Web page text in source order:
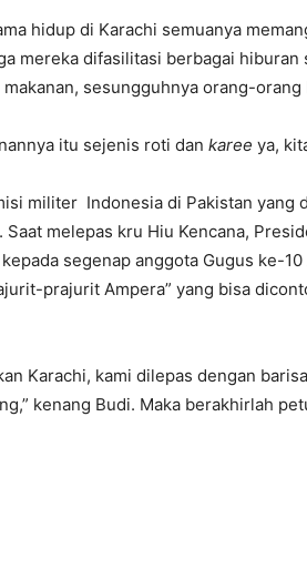
hidup di Karachi semuanya
mereka difasilitasi berbagai
sesungguhnya orang-
itu sejenis roti dan karee ya,
militer Indonesia di Pakistan yang
Saat melepas kru Hiu Kencana,
segenap anggota Gugus ke-10
prajurit Ampera” yang bisa
Karachi, kami dilepas dengan
kenang Budi. Maka berakhirlah